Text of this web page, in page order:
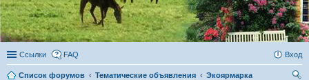
Ссылки FAQ Вход
Список форумов Тематические объявления
Экоярмарка